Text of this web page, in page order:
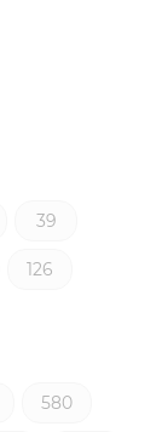
39
126
580